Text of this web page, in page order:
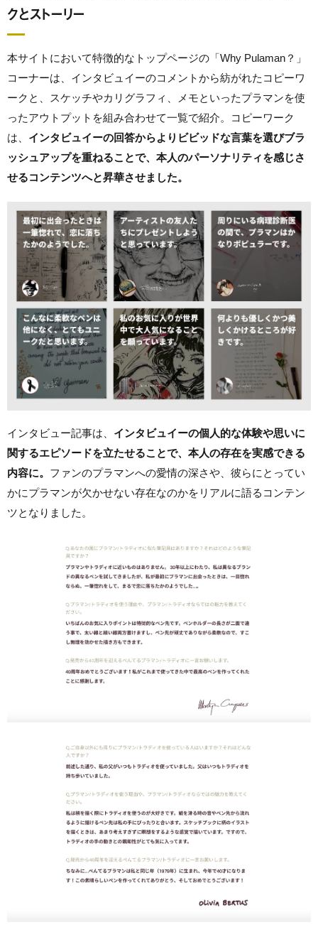
クとストーリー
本サイトにおいて特徴的なトップページの「Why Pulaman？」
コーナーは、インタビュイーのコメントから紡がれたコピーワ
ークと、スケッチやカリグラフィ、メモといったプラマンを使
ったアウトプットを組み合わせて一覧で紹介。コピーワーク
は、 インタビュイーの回答からよりビビッドな言葉を選びブラ
ッシュアップを重ねることで、本人のパーソナリティを感じさ
せるコンテンツへと昇華させました。
インタビュー記事は、 インタビュイーの個人的な体験や思いに
関するエピソードを立たせることで、本人の存在を実感できる
内容に。 ファンのプラマンへの愛情の深さや、彼らにとってい
かにプラマンが欠かせない存在なのかをリアルに語るコンテン
ツとなりました。